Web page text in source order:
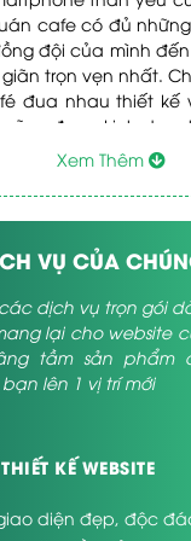
cafe có đủ
đội của mình
trọn vẹn nhất.
đua nhau thiết kế
cũng đang kinh
thiết kế website
cùng bạn trên
khi bạn thiết kế
bá thương
đang thu hút
đến quán của
website quán cafe
có được những điều
của dịch vụ thiết
ngay từ lần truy
kế của
gian nghiên cứu để
Xem Thêm
VỤ CỦA
dịch vụ trọn gói
lại cho website
tầm sản phẩm
lên 1 vị trí mới
KẾ WEBSITE
diện đẹp, độc